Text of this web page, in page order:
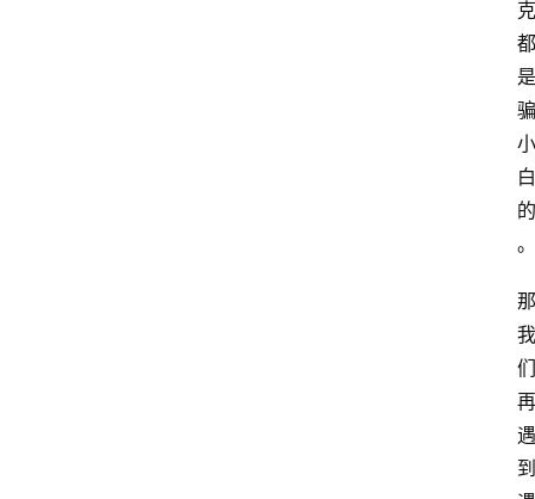
克
都
是
骗
小
白
的
。
那
我
们
再
遇
到